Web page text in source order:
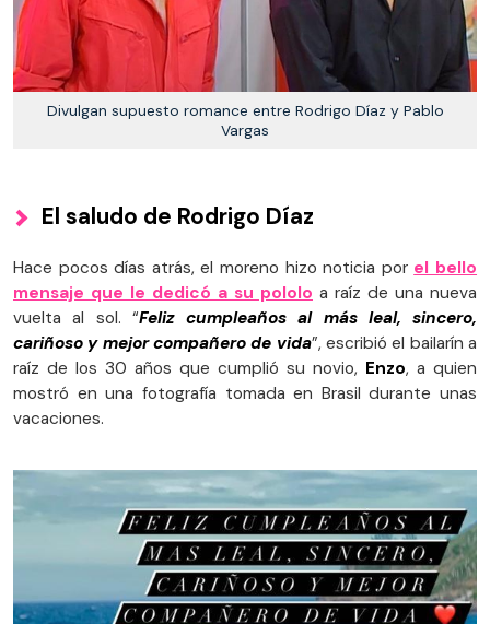
Divulgan supuesto romance entre Rodrigo Díaz y Pablo
Vargas
El saludo de Rodrigo Díaz
Hace pocos días atrás, el moreno hizo noticia por el bello
mensaje que le dedicó a su pololo a raíz de una nueva
vuelta al sol. “Feliz cumpleaños al más leal, sincero,
cariñoso y mejor compañero de vida”, escribió el bailarín a
raíz de los 30 años que cumplió su novio, Enzo, a quien
mostró en una fotografía tomada en Brasil durante unas
vacaciones.